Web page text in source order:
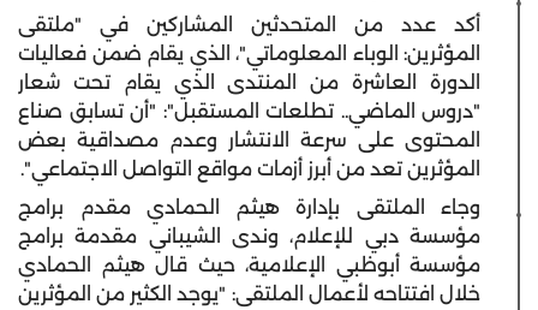
أكد عدد من المتحدثين المشاركين في "ملتقى
المؤثرين: الوباء المعلوماتي"، الذي يقام ضمن فعاليات
الدورة العاشرة من المنتدى الذي يقام تحت شعار
"دروس الماضي.. تطلعات المستقبل": "أن تسابق صناع
المحتوى على سرعة الانتشار وعدم مصداقية بعض
المؤثرين تعد من أبرز أزمات مواقع التواصل الاجتماعي".
وجاء الملتقى بإدارة هيثم الحمادي مقدم برامج
مؤسسة دبي للإعلام، وندى الشيباني مقدمة برامج
مؤسسة أبوظبي الإعلامية، حيث قال هيثم الحمادي
خلال افتتاحه لأعمال الملتقى: "يوجد الكثير من المؤثرين